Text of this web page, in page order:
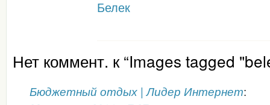
Нет коммент. к “Images tagged
Бюджетный отдых | Лидер Интернет: